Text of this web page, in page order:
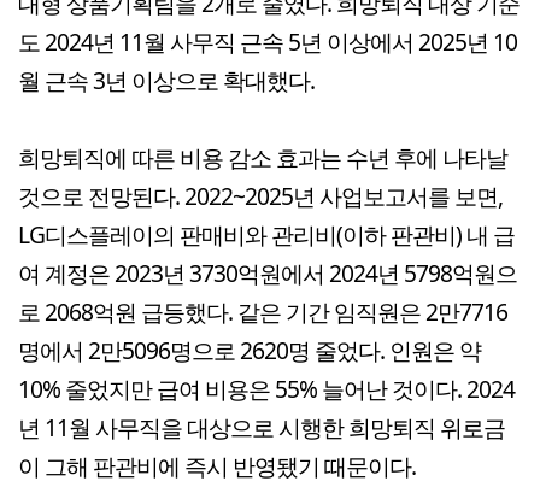
도 2024년 11월 사무직 근속 5년 이상에서 2025년 10
월 근속 3년 이상으로 확대했다.
희망퇴직에 따른 비용 감소 효과는 수년 후에 나타날
것으로 전망된다. 2022~2025년 사업보고서를 보면,
LG디스플레이의 판매비와 관리비(이하 판관비) 내 급
여 계정은 2023년 3730억원에서 2024년 5798억원으
로 2068억원 급등했다. 같은 기간 임직원은 2만7716
명에서 2만5096명으로 2620명 줄었다. 인원은 약
10% 줄었지만 급여 비용은 55% 늘어난 것이다. 2024
년 11월 사무직을 대상으로 시행한 희망퇴직 위로금
이 그해 판관비에 즉시 반영됐기 때문이다.